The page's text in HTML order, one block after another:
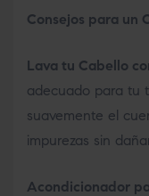
Consejos para un
Lava tu Cabello
adecuado para tu
suavemente el
impurezas sin
Acondicionador